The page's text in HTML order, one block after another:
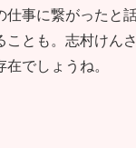
事に繋がったと
とも。志村けん
でしょうね。